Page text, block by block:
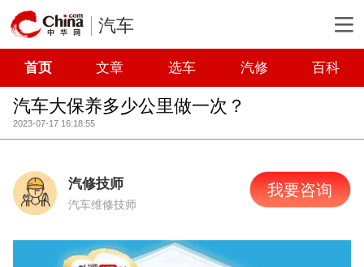
汽车
首页 文章 选车 汽修 百科
汽车大保养多少公里做一次？
2023-07-17 16:18:55
汽修技师
汽车维修技师
我要咨询